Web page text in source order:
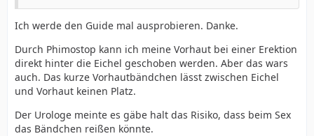
Ich werde den Guide mal ausprobieren. Danke.
Durch Phimostop kann ich meine Vorhaut bei einer Erektion
direkt hinter die Eichel geschoben werden. Aber das wars
auch. Das kurze Vorhautbändchen lässt zwischen Eichel
und Vorhaut keinen Platz.
Der Urologe meinte es gäbe halt das Risiko, dass beim Sex
das Bändchen reißen könnte.